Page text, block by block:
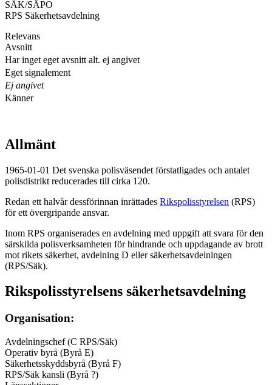
SÄK/SÄPO
RPS Säkerhetsavdelning
Relevans
Avsnitt
Har inget eget avsnitt alt. ej angivet
Eget signalement
Ej angivet
Känner
Allmänt
1965-01-01 Det svenska polisväsendet förstatligades och antalet
polisdistrikt reducerades till cirka 120.
Redan ett halvår dessförinnan inrättades Rikspolisstyrelsen (RPS)
för ett övergripande ansvar.
Inom RPS organiserades en avdelning med uppgift att svara för den
särskilda polisverksamheten för hindrande och uppdagande av brott
mot rikets säkerhet, avdelning D eller säkerhetsavdelningen
(RPS/Säk).
Rikspolisstyrelsens säkerhetsavdelning
Organisation:
Avdelningschef (C RPS/Säk)
Operativ byrå (Byrå E)
Säkerhetsskyddsbyrå (Byrå F)
RPS/Säk kansli (Byrå ?)